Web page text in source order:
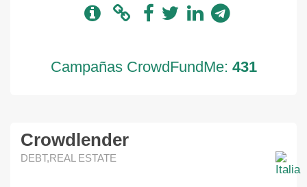
Campañas CrowdFundMe: 431
Crowdlender
DEBT,REAL ESTATE